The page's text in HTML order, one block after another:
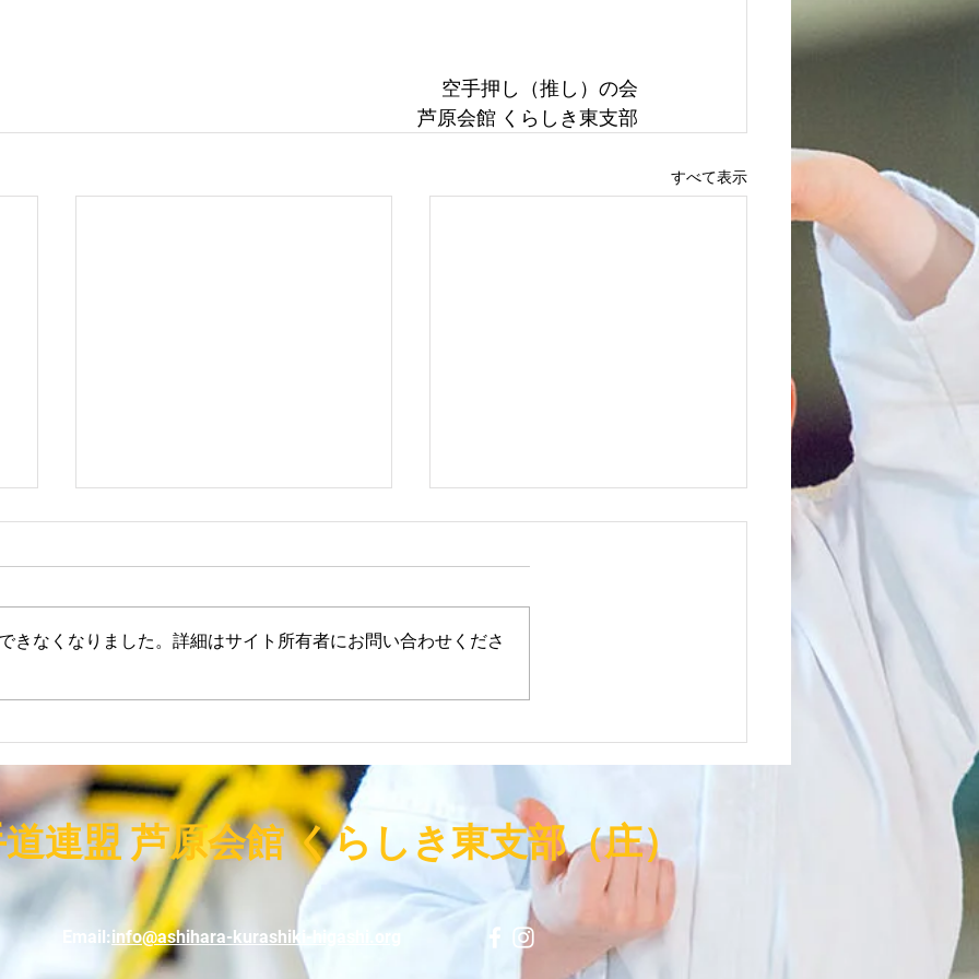
空手押し（推し）の会
芦原会館 くらしき東支部
すべて表示
２０２６夏 審査会＋総本部
炎暑に負けじと日頃の成果を発揮
するため１４名が挑戦！ 審査後
は、総本部・原師範代による指導
分かりやすく為になる技術指導で
した。押忍 審査会、合同稽古の
様子 Ｆａｃｅｂｏｏｋ 、 Ｉ
ｎｓｔｇｒａｍ ２０２６．７．
２６ 空手押し（推し）の会 芦原
会館 くらしき東支部
２０２６年中国地区ＳＡＢＡ
中国地区ＳＡＢＡＫＩトーナメン
ト（２０２６．６．２８）ｉｎ広
島グリーンアリーナ くらしき東
り）・・・ 優勝 中学共通女
り）・・・ 優勝 中学共通女
子 組手の部
・・・・・・・・・・ 優勝 小
学６年男子 組手の部
・・・・・・・・・・ 準優勝
大殊勲！三冠を達成しました。
きなくなりました。詳細はサイト所有者にお問い合わせくださ
連盟 芦原会館 くらしき東支部（庄）
Email:info@ashihara-kurashiki-higashi.org